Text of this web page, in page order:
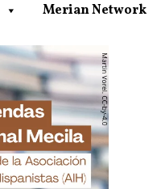
Merian Network